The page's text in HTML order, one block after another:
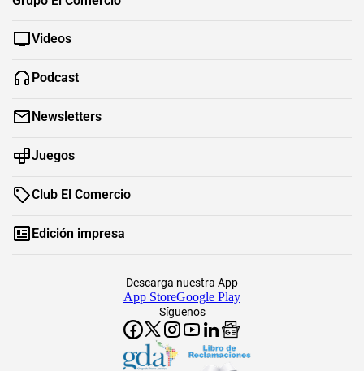
Videos
Podcast
Newsletters
Juegos
Club El Comercio
Edición impresa
Síguenos
Descarga nuestra App
App StoreGoogle Play